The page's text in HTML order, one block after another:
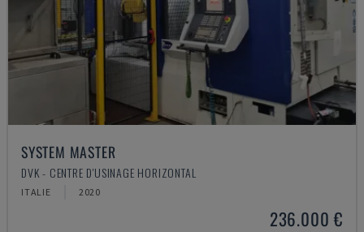
SYSTEM MASTER
DVK - CENTRE D'USINAGE HORIZONTAL
ITALIE 2020
236.000 €